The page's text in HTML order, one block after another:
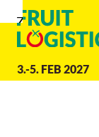
Zur
Navigation
3.-5. FEB 2027